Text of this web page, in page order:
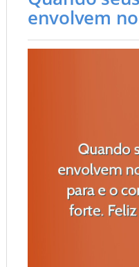
envolvem